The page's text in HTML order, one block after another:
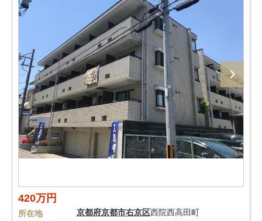
420万円
所在地 京都府京都市右京区西院西高田町